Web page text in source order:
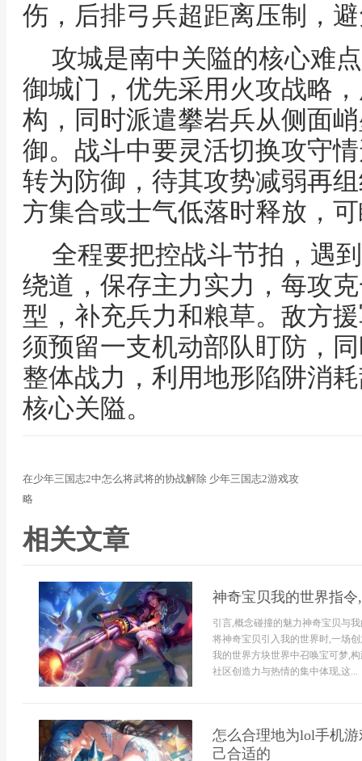
伤，后排弓兵超距离压制，
攻城是南中关隘的核心难
御城门，优先采用火攻战略
构，同时派遣攀岩兵从侧面
御。战斗中要灵活切换攻守
转为防御，待其攻势减弱再
方集合或士气低落时释放，
全程要把控战斗节拍，遇
绕道，保存主力实力，每攻
型，补充兵力和粮草。敌方
须预留一支机动部队盯防，
整体战力，利用地形陷阱消
核心关隘。
在少年三国志2中怎么将武将的协战解除 少年三国志2游戏攻
略
相关文章
神奇宝贝我的世界指
引言,概念碰撞的魅力神奇宝贝与
将神奇宝贝引入我的世界时,一场
我的世界方块世界中召唤宝可梦,
社区创造力与热情的集中体现,这...
怎么合理地为lol手机
己合适的